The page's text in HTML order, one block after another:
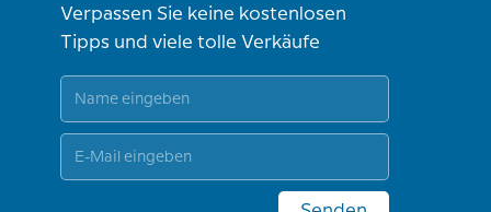
Verpassen Sie keine kostenlosen
Tipps und viele tolle Verkäufe